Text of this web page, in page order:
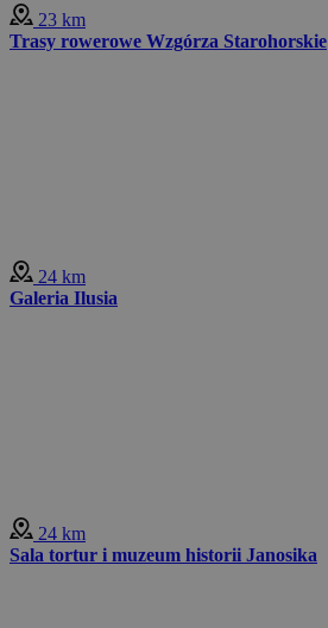
23 km
Trasy rowerowe Wzgórza Starohorskie
24 km
Galeria Ilusia
24 km
Sala tortur i muzeum historii Janosika